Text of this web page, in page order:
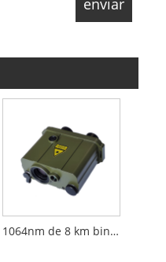
1064nm de 8 km binóculos de alcance a laser